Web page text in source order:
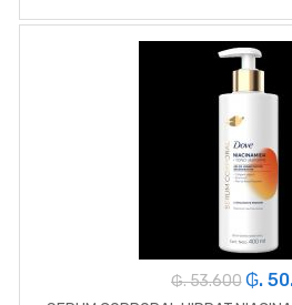
₲. 53.600 ₲.